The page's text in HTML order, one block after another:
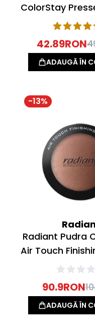
ColorStay
830 Light
42.89RON
ADAUGĂ ÎN
-13%
Radiant Pudra
Air Touch
04
90.9RON
ADAUGĂ ÎN